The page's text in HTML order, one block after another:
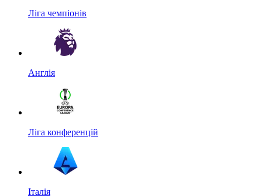
Ліга чемпіонів
Англія
Ліга конференцій
Італія